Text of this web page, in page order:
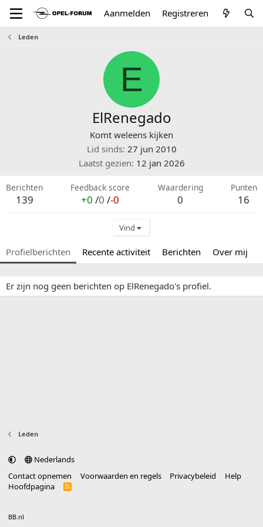
Aanmelden Registreren
Leden
E
ElRenegado
Komt weleens kijken
Lid sinds 27 jun 2010
Laatst gezien 12 jan 2026
Berichten
139
Feedback score
+0 /0 /-0
Waardering
0
Punten
16
Vind
Profielberichten Recente activiteit Berichten Over mij
Er zijn nog geen berichten op ElRenegado's profiel.
Leden
Nederlands
Contact opnemen
Voorwaarden en regels Privacybeleid
Help
Hoofdpagina
R
BB.nl